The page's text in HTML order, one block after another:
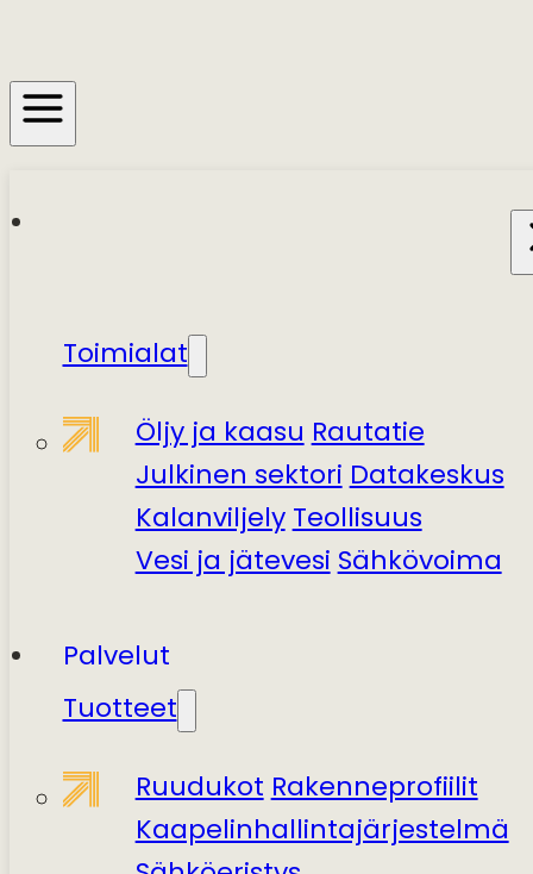
Toimialat
Öljy ja kaasuRautatie
Julkinen sektoriDatakeskus
KalanviljelyTeollisuus
Vesi ja jätevesiSähkövoima
Palvelut
Tuotteet
RuudukotRakenneprofiilit
Kaapelinhallintajärjestelmä